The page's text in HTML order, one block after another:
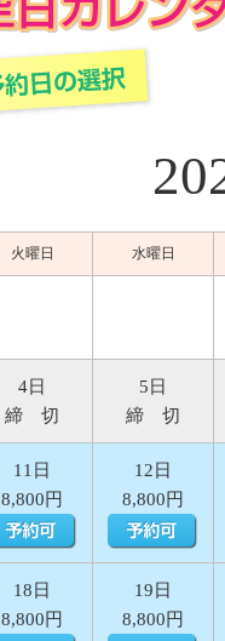
火曜日 水曜日
4日
締 切
5日
締 切
11日
8,800円
12日
8,800円
18日
8,800円
19日
8,800円